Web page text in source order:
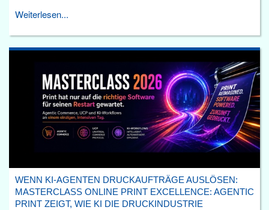
Weiterlesen...
WENN KI-AGENTEN DRUCKAUFTRÄGE AUSLÖSEN:
MASTERCLASS ONLINE PRINT EXCELLENCE: AGENTIC
PRINT ZEIGT, WIE KI DIE DRUCKINDUSTRIE